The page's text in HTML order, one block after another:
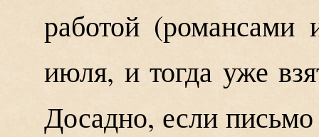
работой (романсами
июля, и тогда уже
Досадно, если письмо